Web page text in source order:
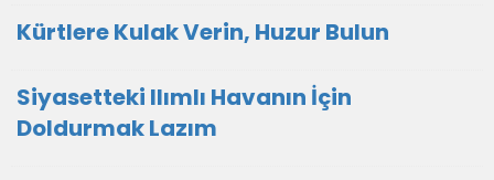
Kürtlere Kulak Verin, Huzur Bulun
Siyasetteki Ilımlı Havanın İçin
Doldurmak Lazım